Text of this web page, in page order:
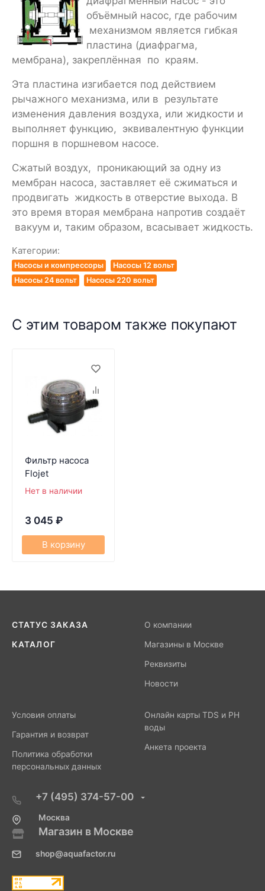
объёмный насос, где рабочим
механизмом является гибкая
пластина (диафрагма,
мембрана), закреплённая по краям.
Эта пластина изгибается под действием
рычажного механизма, или в результате
изменения давления воздуха, или жидкости и
выполняет функцию, эквивалентную функции
поршня в поршневом насосе.
Сжатый воздух, проникающий за одну из
мембран насоса, заставляет её сжиматься и
продвигать жидкость в отверстие выхода. В
это время вторая мембрана напротив создаёт
вакуум и, таким образом, всасывает жидкость.
Категории:
Насосы и компрессоры
Насосы 12 вольт
Насосы 24 вольт
Насосы 220 вольт
С этим товаром также покупают
Фильтр насоса
Flojet
Нет в наличии
3 045 ₽
В корзину
СТАТУС ЗАКАЗА
КАТАЛОГ
О компании
Магазины в Москве
Реквизиты
Новости
Условия оплаты
Гарантия и возврат
Политика обработки
персональных данных
Онлайн карты TDS и PH
воды
Анкета проекта
+7 (495) 374-57-00
Москва
Магазин в Москве
shop@aquafactor.ru